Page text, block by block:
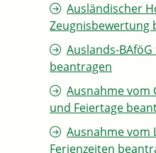
Ausländischer
Zeugnisbewertung
Auslands-
beantragen
Ausnahme vom
und Feiertage
Ausnahme vom
Ferienzeiten